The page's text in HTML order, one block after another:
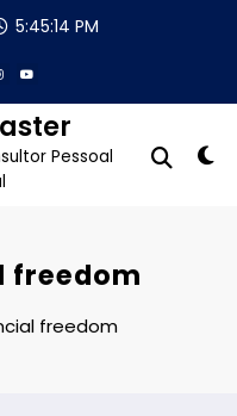
5:45:15 PM
Pessoal
freedom
freedom